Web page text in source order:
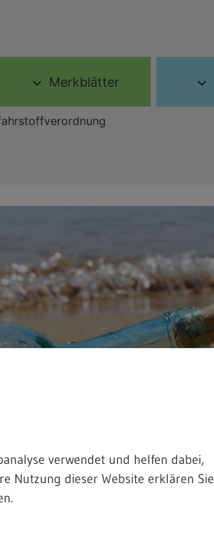
expand_more Merkblätter expand_more
verwendet und helfen dabei,
Nutzung dieser Website erklären Sie